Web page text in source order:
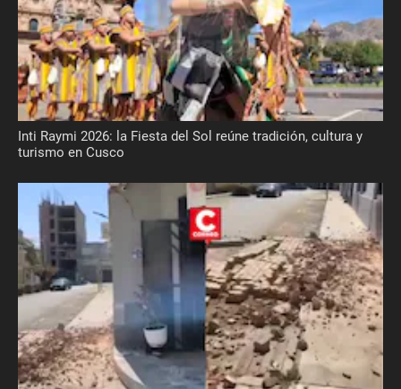
Inti Raymi 2026: la Fiesta del Sol reúne tradición, cultura y
turismo en Cusco